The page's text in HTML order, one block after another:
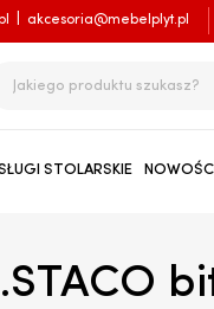
akcesoria@mebelplyt.pl
STOLARSKIE NOWOŚCI